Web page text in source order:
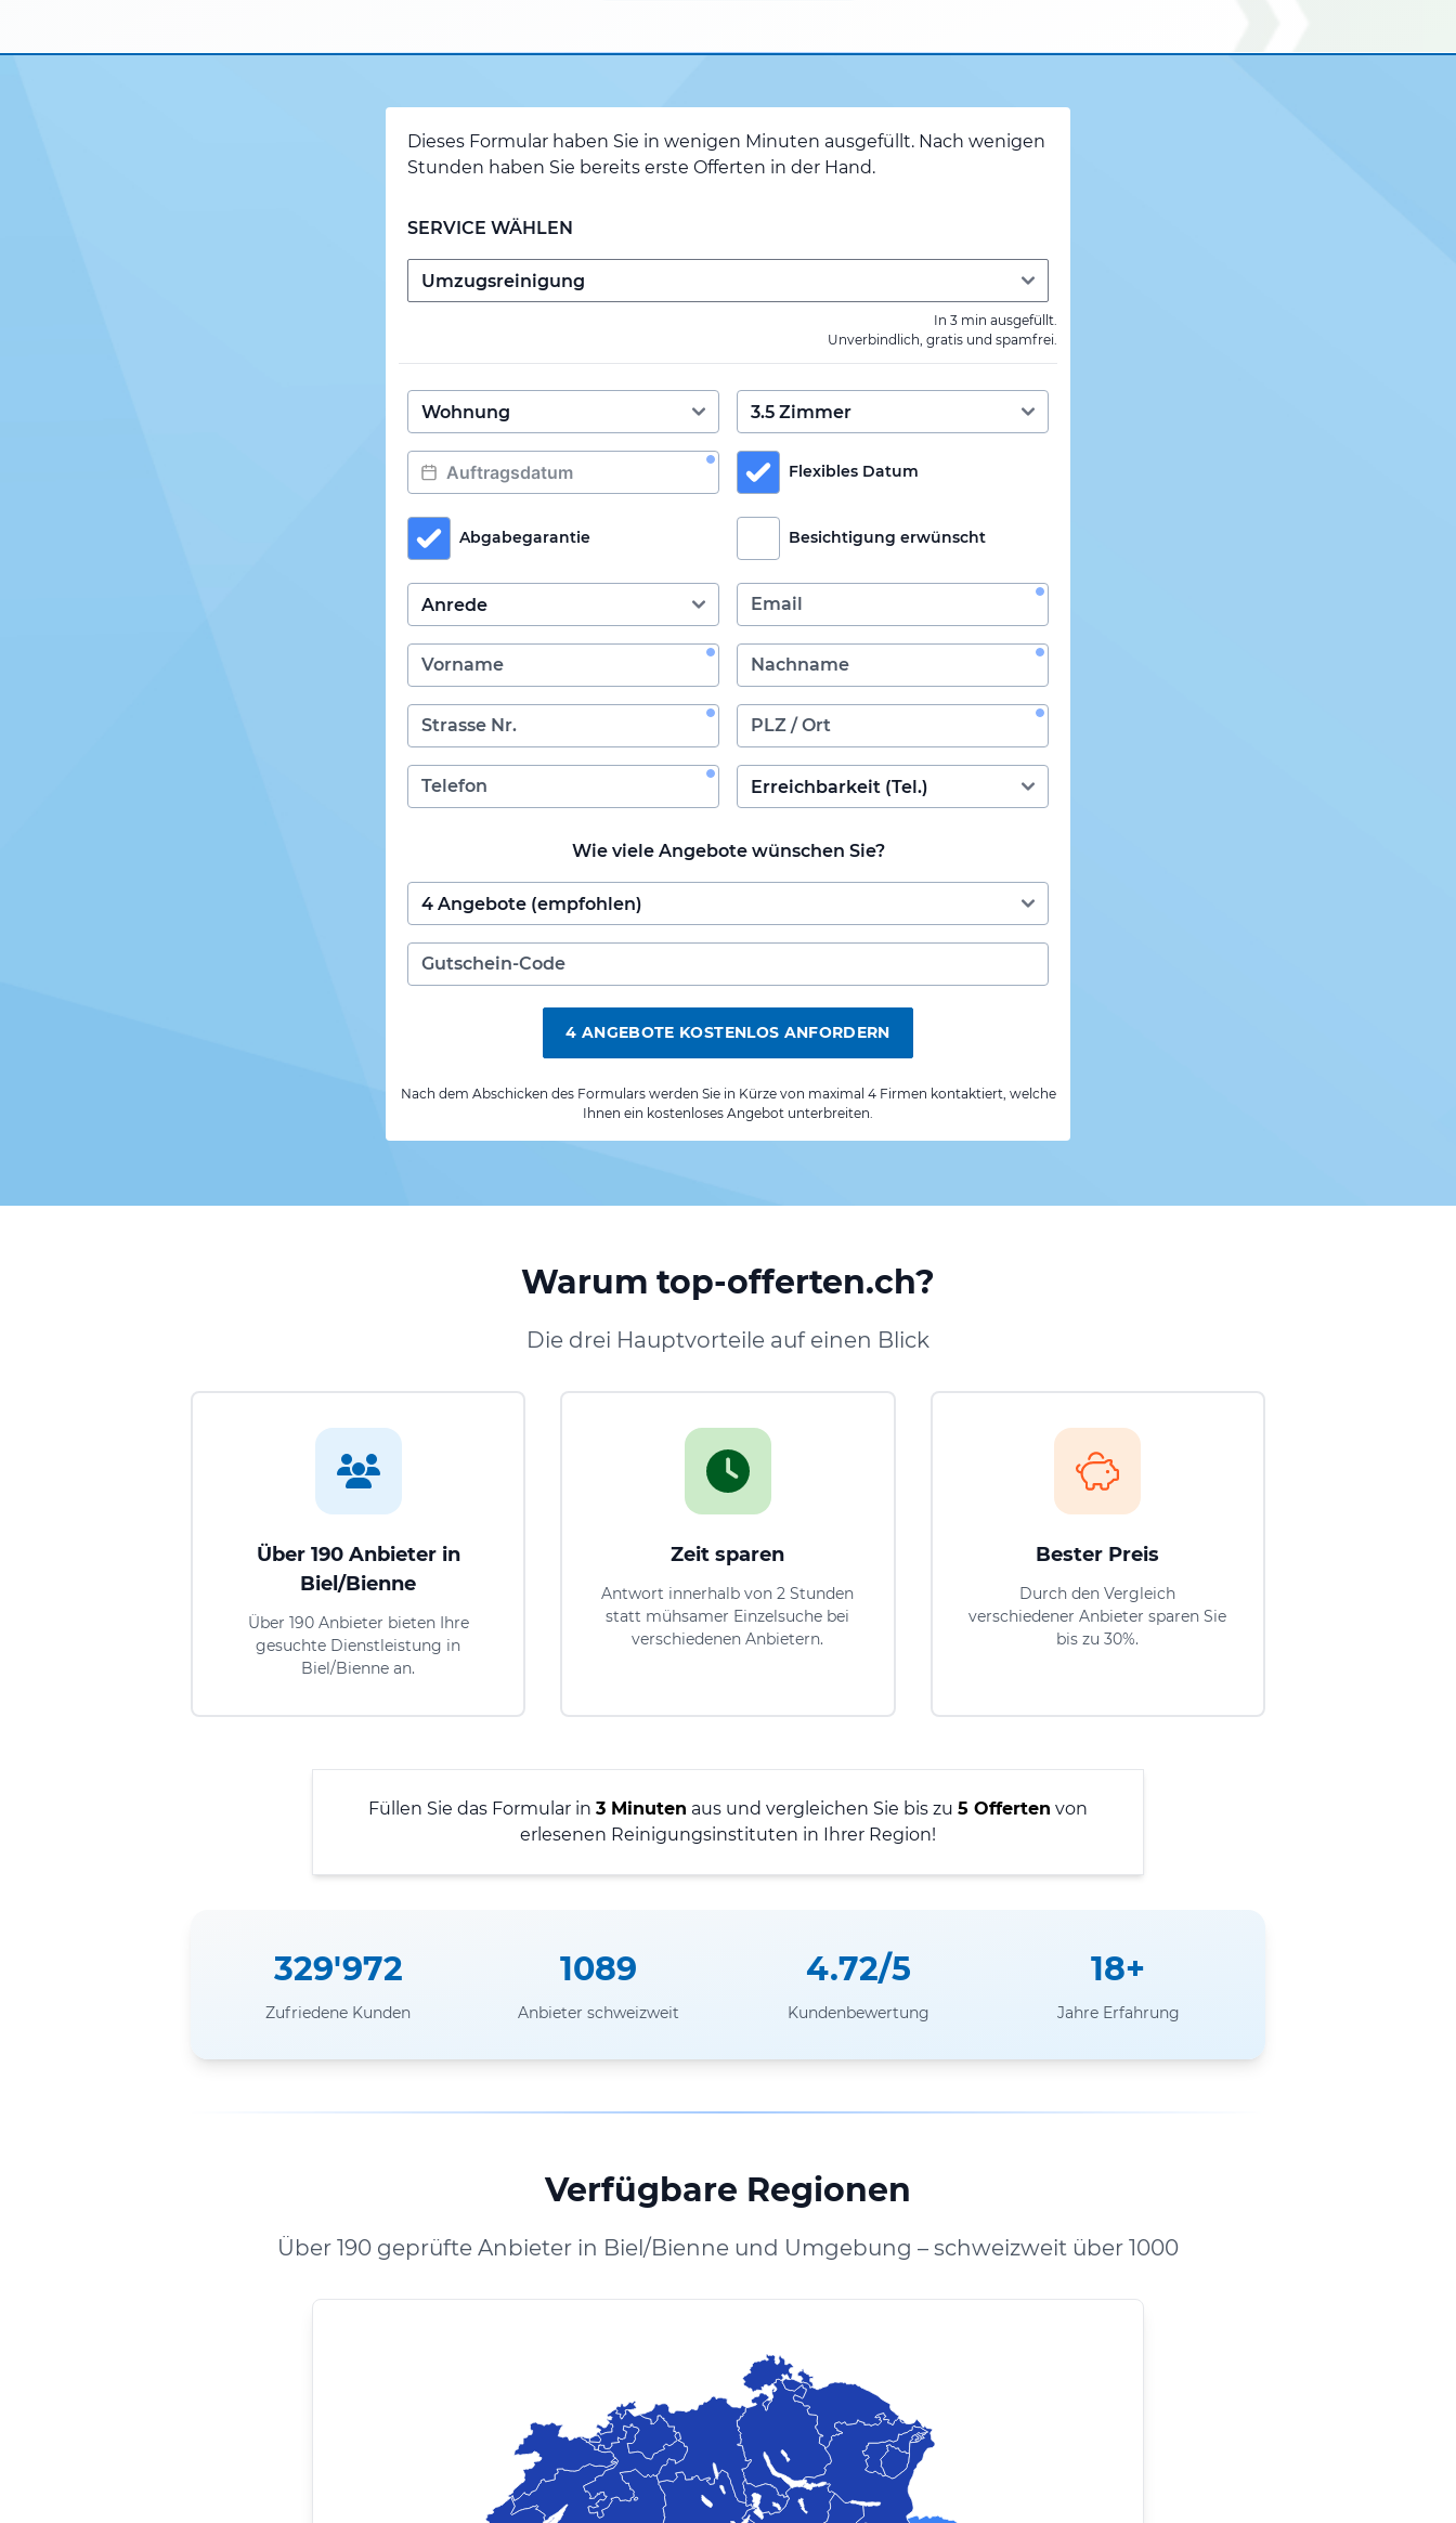
Dieses Formular haben Sie in wenigen Minuten ausgefüllt. Nach wenigen
Stunden haben Sie bereits erste Offerten in der Hand.
SERVICE WÄHLEN
In 3 min ausgefüllt.
Unverbindlich, gratis und spamfrei.
Flexibles Datum
Abgabegarantie Besichtigung erwünscht
Wie viele Angebote wünschen Sie?
4 ANGEBOTE KOSTENLOS ANFORDERN
Nach dem Abschicken des Formulars werden Sie in Kürze von maximal 4 Firmen kontaktiert, welche
Ihnen ein kostenloses Angebot unterbreiten.
Warum top-offerten.ch?
Die drei Hauptvorteile auf einen Blick
Über 190 Anbieter in
Biel/Bienne
Über 190 Anbieter bieten Ihre
gesuchte Dienstleistung in
Biel/Bienne an.
Zeit sparen
Antwort innerhalb von 2 Stunden
statt mühsamer Einzelsuche bei
verschiedenen Anbietern.
Bester Preis
Durch den Vergleich
verschiedener Anbieter sparen Sie
bis zu 30%.
Füllen Sie das Formular in 3 Minuten aus und vergleichen Sie bis zu 5 Offerten von
erlesenen Reinigungsinstituten in Ihrer Region!
329'972
Zufriedene Kunden
1089
Anbieter schweizweit
4.72/5
Kundenbewertung
18+
Jahre Erfahrung
Verfügbare Regionen
Über 190 geprüfte Anbieter in Biel/Bienne und Umgebung – schweizweit über 1000